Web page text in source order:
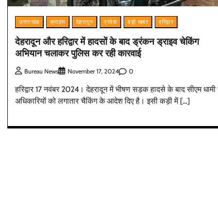
उत्तराखंड क्राइम देहरादून प्रदेश बड़ी खबर हरिद्वार
देहरादून और हरिद्वार में हादसों के बाद ड्रंकन ड्राइव चेकिंग
अभियान चलाकर पुलिस कर रही कारवाई
Bureau News November 17, 2024 0
हरिद्वार 17 नवंबर 2024। देहरादून में भीषण सड़क हादसे के बाद सीएम धामी
अधिकारियों को लगातार चैकिंग के आदेश दिए है। इसी कड़ी में […]